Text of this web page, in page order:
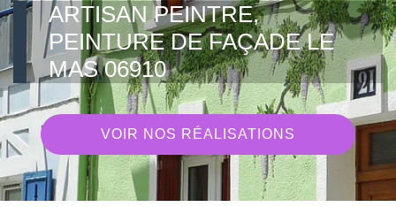
ARTISAN PEINTRE,
PEINTURE DE FAÇADE LE
MAS 06910
VOIR NOS RÉALISATIONS